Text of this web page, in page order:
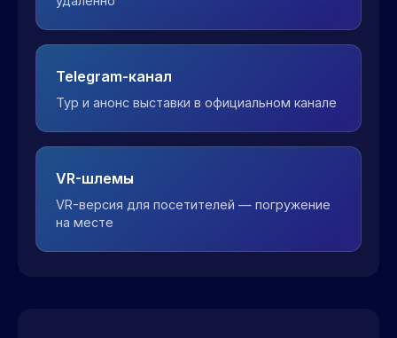
Telegram-канал
Тур и анонс выставки в официальном канале
VR-шлемы
VR-версия для посетителей — погружение
на месте